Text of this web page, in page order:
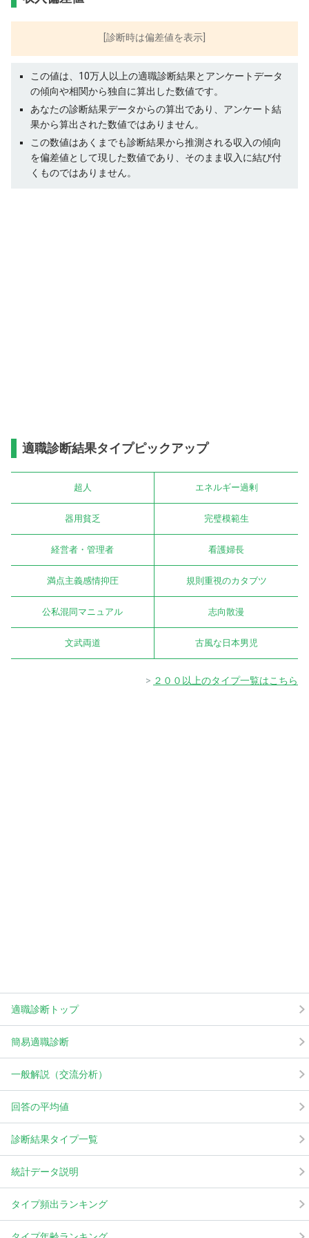
[診断時は偏差値を表示]
この値は、10万人以上の適職診断結果とアンケートデータ
の傾向や相関から独自に算出した数値です。
あなたの診断結果データからの算出であり、アンケート結
果から算出された数値ではありません。
この数値はあくまでも診断結果から推測される収入の傾向
を偏差値として現した数値であり、そのまま収入に結び付
くものではありません。
適職診断結果タイプピックアップ
超人 エネルギー過剰
器用貧乏 完璧模範生
経営者・管理者 看護婦長
満点主義感情抑圧 規則重視のカタブツ
公私混同マニュアル 志向散漫
文武両道 古風な日本男児
２００以上のタイプ一覧はこちら
適職診断トップ
簡易適職診断
一般解説（交流分析）
回答の平均値
診断結果タイプ一覧
統計データ説明
タイプ頻出ランキング